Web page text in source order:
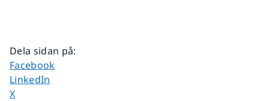
Dela sidan på:
Dela sidan på
Facebook
Dela sidan på
LinkedIn
Dela sidan på
X